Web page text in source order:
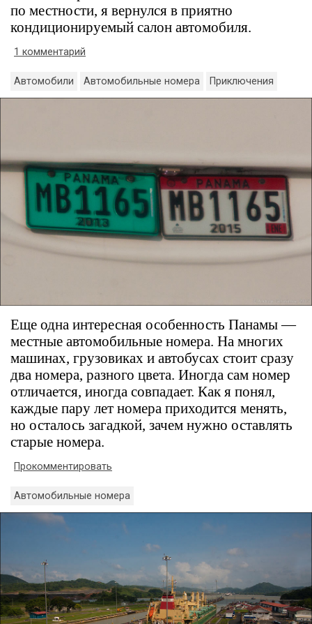
по местности, я вернулся в приятно
кондиционируемый салон автомобиля.
1 комментарий
Автомобили Автомобильные номера Приключения
Еще одна интересная особенность Панамы —
местные автомобильные номера. На многих
машинах, грузовиках и автобусах стоит сразу
два номера, разного цвета. Иногда сам номер
отличается, иногда совпадает. Как я понял,
каждые пару лет номера приходится менять,
но осталось загадкой, зачем нужно оставлять
старые номера.
Прокомментировать
Автомобильные номера